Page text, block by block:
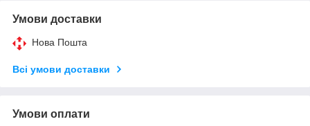
Умови доставки
Нова Пошта
Всі умови доставки
Умови оплати